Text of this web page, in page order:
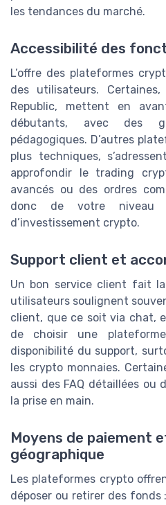
les tendances du marché.
Accessibilité des
L’offre des plateformes
des utilisateurs.
Republic, mettent en
débutants, avec des
pédagogiques. D’autres
plus techniques,
approfondir le trading
avancés ou des ordres
donc de votre
d’investissement crypto.
Support client et
Un bon service client fait
utilisateurs soulignent
client, que ce soit via chat,
de choisir une
disponibilité du support,
les crypto monnaies.
aussi des FAQ détaillées
la prise en main.
Moyens de paiement
géographique
Les plateformes crypto
déposer ou retirer des fonds